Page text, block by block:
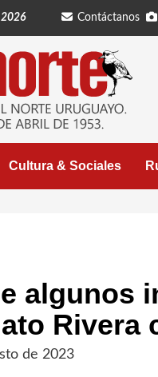
2026 Contáctanos
Cultura & Sociales
algunos
Rivera
de 2023